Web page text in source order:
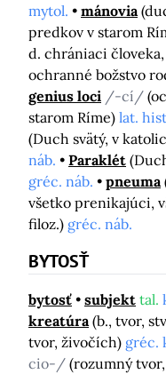
mytol.
mánovia
predkov v starom
d. chrániaci
ochranné božstvo
genius loci /-cí/
starom Ríme) lat.
(Duch svätý, v
náb.
Paraklét
gréc. náb.
pneuma
všetko prenikajúci,
filoz.) gréc. náb.
BYTOSŤ
bytosť subjekt tal.
kreatúra (b., tvor,
tvor, živočích) gréc.
cio-/ (rozumný